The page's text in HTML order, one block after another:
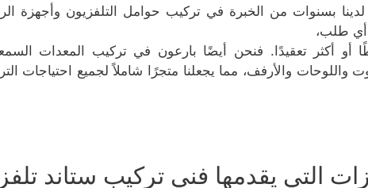
بسنوات من الخبرة في تركيب حوامل التلفزيون وأجهزة
أي طلب،
أو أكثر تعقيدًا. فنحن أيضًا بارعون في تركيب المعدات
واللوحات والأرفف، مما يجعلنا متجرًا شاملاً لجميع احتياجات
التي يقدمها فني تركيب ستاند